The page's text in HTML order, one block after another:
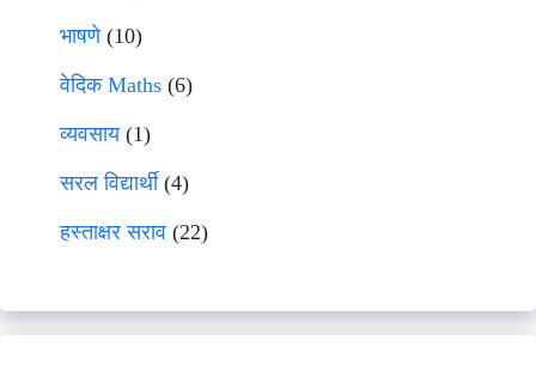
भाषणे(10)
वेदिक Maths (6)
व्यवसाय(1)
सरल विद्यार्थी(4)
हस्ताक्षर सराव (22)